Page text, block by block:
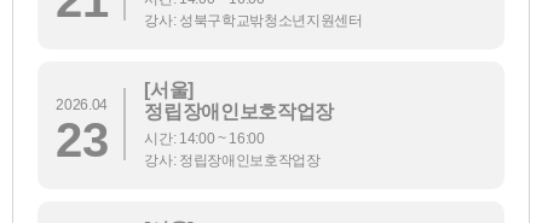
강사: 성북구학교밖청소년지원센터
2026.04
23
[서울]
정립장애인보호작업장
시간: 14:00 ~ 16:00
강사: 정립장애인보호작업장